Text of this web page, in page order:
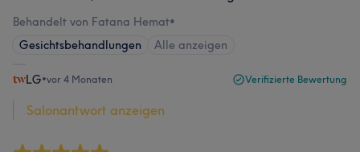
Behandelt von Fatana Hemat•
Gesichtsbehandlungen
Alle anzeigen
LG•vor 4 Monaten Verifizierte Bewertung
Salonantwort anzeigen